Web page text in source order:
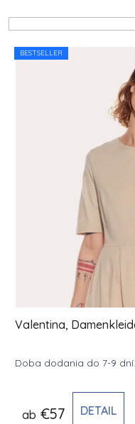
Liste der
BESTSELLER
Valentina,
Doba dodania do 7-9 dní.
ab €57 DETAIL